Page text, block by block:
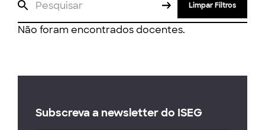
Limpar Filtros
Não foram encontrados docentes.
Subscreva a newsletter do ISEG